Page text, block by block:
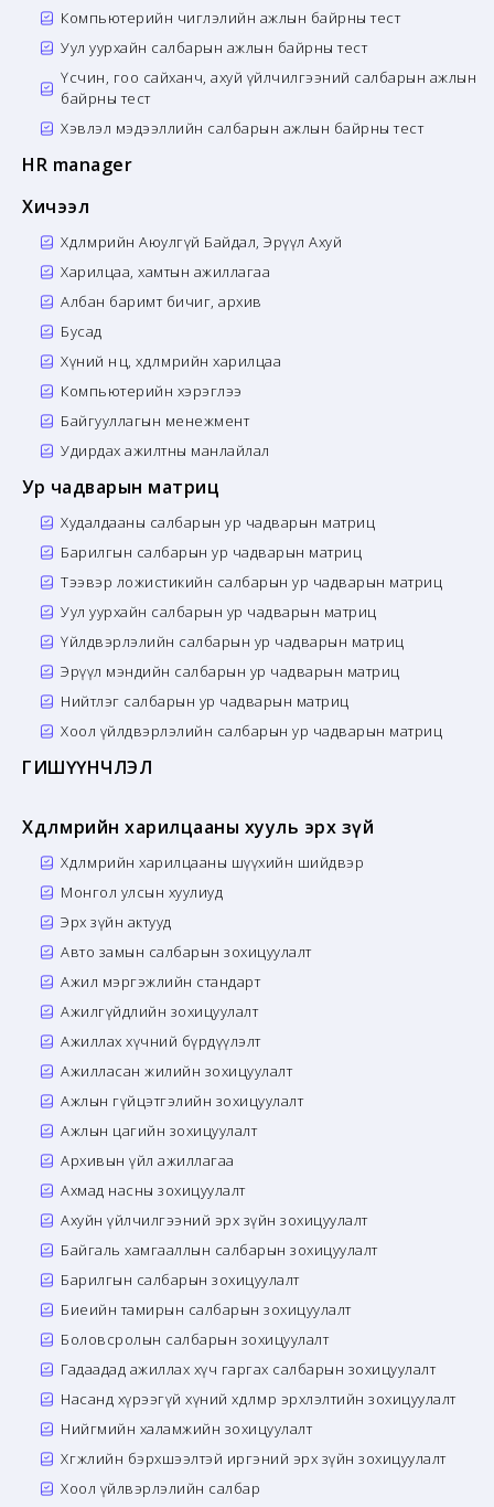
Компьютерийн чиглэлийн ажлын байрны тест
Уул уурхайн салбарын ажлын байрны тест
Үсчин, гоо сайханч, ахуй үйлчилгээний салбарын ажлын
байрны тест
Хэвлэл мэдээллийн салбарын ажлын байрны тест
HR manager
Хичээл
Хөдөлмөрийн Аюулгүй Байдал, Эрүүл Ахуй
Харилцаа, хамтын ажиллагаа
Албан баримт бичиг, архив
Бусад
Хүний нөөц, хөдөлмөрийн харилцаа
Компьютерийн хэрэглээ
Байгууллагын менежмент
Удирдах ажилтны манлайлал
Ур чадварын матриц
Худалдааны салбарын ур чадварын матриц
Барилгын салбарын ур чадварын матриц
Тээвэр ложистикийн салбарын ур чадварын матриц
Уул уурхайн салбарын ур чадварын матриц
Үйлдвэрлэлийн салбарын ур чадварын матриц
Эрүүл мэндийн салбарын ур чадварын матриц
Нийтлэг салбарын ур чадварын матриц
Хоол үйлдвэрлэлийн салбарын ур чадварын матриц
ГИШҮҮНЧЛЭЛ
Хөдөлмөрийн харилцааны хууль эрх зүй
Хөдөлмөрийн харилцааны шүүхийн шийдвэр
Монгол улсын хуулиуд
Эрх зүйн актууд
Авто замын салбарын зохицуулалт
Ажил мэргэжлийн стандарт
Ажилгүйдлийн зохицуулалт
Ажиллах хүчний бүрдүүлэлт
Ажилласан жилийн зохицуулалт
Ажлын гүйцэтгэлийн зохицуулалт
Ажлын цагийн зохицуулалт
Архивын үйл ажиллагаа
Ахмад насны зохицуулалт
Ахуйн үйлчилгээний эрх зүйн зохицуулалт
Байгаль хамгааллын салбарын зохицуулалт
Барилгын салбарын зохицуулалт
Биеийн тамирын салбарын зохицуулалт
Боловсролын салбарын зохицуулалт
Гадаадад ажиллах хүч гаргах салбарын зохицуулалт
Насанд хүрээгүй хүний хөдөлмөр эрхлэлтийн зохицуулалт
Нийгмийн халамжийн зохицуулалт
Хөгжлийн бэрхшээлтэй иргэний эрх зүйн зохицуулалт
Хоол үйлвэрлэлийн салбар